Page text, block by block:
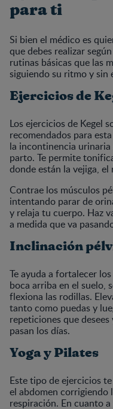
para ti
Si bien el médico es
que debes realizar
rutinas básicas que las
siguiendo su ritmo y sin
Ejercicios de
Los ejercicios de Kegel
recomendados para
la incontinencia
parto. Te permite
donde están la vejiga,
Contrae los músculos
intentando parar de
y relaja tu cuerpo. Haz
a medida que va
Inclinación
Te ayuda a fortalecer
boca arriba en el suelo,
flexiona las rodillas.
tanto como puedas y
repeticiones que
pasan los días.
Yoga y Pilates
Este tipo de ejercicios
el abdomen corrigiendo
respiración. En cuanto